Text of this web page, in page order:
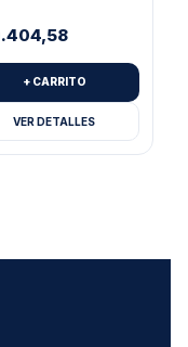
+ CARRITO
VER DETALLES